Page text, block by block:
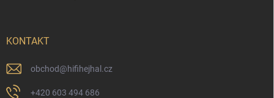
KONTAKT
obchod@hifihejhal.cz
+420 603 494 686